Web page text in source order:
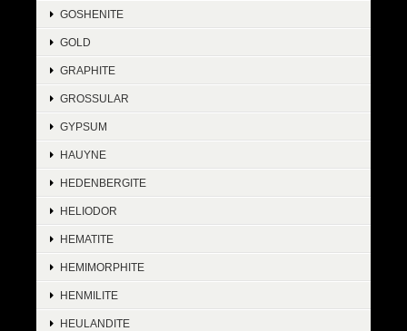
GOSHENITE
GOLD
GRAPHITE
GROSSULAR
GYPSUM
HAUYNE
HEDENBERGITE
HELIODOR
HEMATITE
HEMIMORPHITE
HENMILITE
HEULANDITE